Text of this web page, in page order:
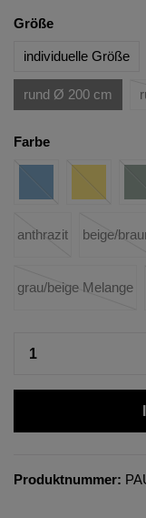
Größe
individuelle Größe
rund Ø 200 cm
Farbe
anthrazit beige/
grau/beige Melange
Produktnummer: